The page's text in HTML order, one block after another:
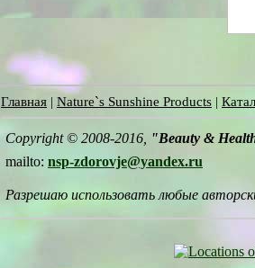
Главная | Nature`s Sunshine Products |
Copyright © 2008-2016, "Beauty &
mailto: nsp-zdorovje@yandex.ru
Разрешаю использовать любые